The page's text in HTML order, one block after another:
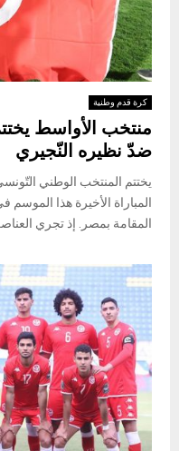
كرة قدم وطنية
منتخب الأواسط
ضدّ نظيره النّجيري
يختتم المنتخب الوطني
المقامة بمصر. إذ تجري